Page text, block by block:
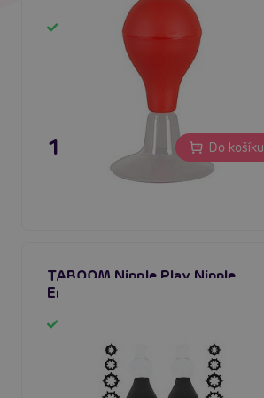
11,16 € Do košíku
TABOOM Nipple Play Nipple
Enlargers with 8 Rings (Black)